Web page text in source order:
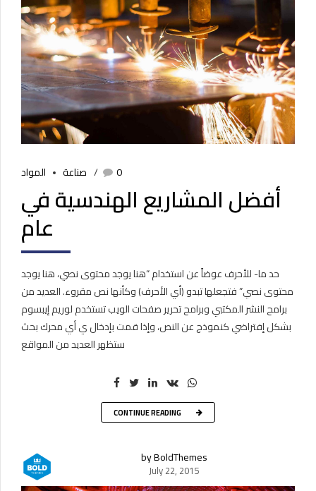
المواد صناعة 0
أفضل المشاريع الهندسية في
عام
حد ما- للأحرف عوضاً عن استخدام “هنا يوجد محتوى نصي، هنا يوجد
محتوى نصي” فتجعلها تبدو (أي الأحرف) وكأنها نص مقروء. العديد من
برامح النشر المكتبي وبرامح تحرير صفحات الويب تستخدم لوريم إيبسوم
بشكل إفتراضي كنموذج عن النص، وإذا قمت بإدخال ي أي محرك بحث
ستظهر العديد من المواقع
CONTINUE READING
by BoldThemes
July 22, 2015